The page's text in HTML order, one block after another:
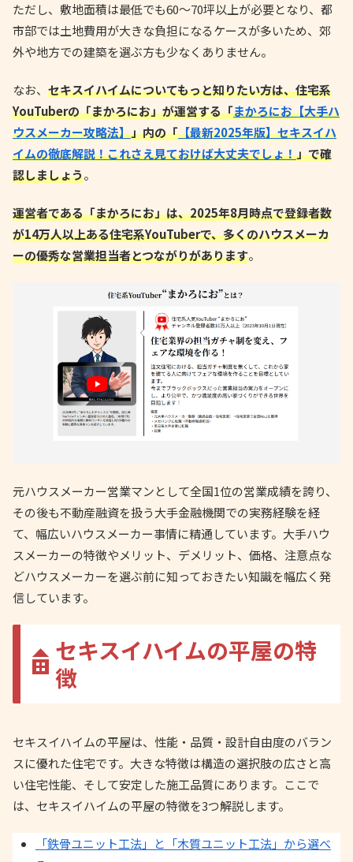
ただし、敷地面積は最低でも60〜70坪以上が必要となり、都
市部では土地費用が大きな負担になるケースが多いため、郊
外や地方での建築を選ぶ方も少なくありません。
なお、 セキスイハイムについてもっと知りたい方は、住宅系
YouTuberの「まかろにお」が運営する「まかろにお【大手ハ
ウスメーカー攻略法】」内の「【最新2025年版】セキスイハ
イムの徹底解説！これさえ見ておけば大丈夫でしょ！」で確
認しましょう。
運営者である「まかろにお」は、2025年8月時点で登録者数
が14万人以上ある住宅系YouTuberで、多くのハウスメーカ
ーの優秀な営業担当者とつながりがあります。
元ハウスメーカー営業マンとして全国1位の営業成績を誇り、
その後も不動産融資を扱う大手金融機関での実務経験を経
て、幅広いハウスメーカー事情に精通しています。大手ハウ
スメーカーの特徴やメリット、デメリット、価格、注意点な
どハウスメーカーを選ぶ前に知っておきたい知識を幅広く発
信しています。
セキスイハイムの平屋の特
徴
セキスイハイムの平屋は、性能・品質・設計自由度のバラン
スに優れた住宅です。大きな特徴は構造の選択肢の広さと高
い住宅性能、そして安定した施工品質にあります。ここで
は、セキスイハイムの平屋の特徴を3つ解説します。
「鉄骨ユニット工法」と「木質ユニット工法」から選べ